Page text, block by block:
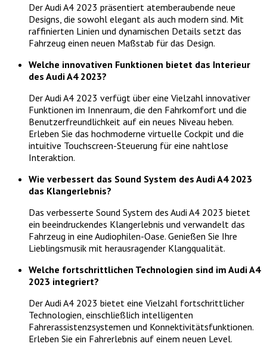
Der Audi A4 2023 präsentiert atemberaubende neue
Designs, die sowohl elegant als auch modern sind. Mit
raffinierten Linien und dynamischen Details setzt das
Fahrzeug einen neuen Maßstab für das Design.
Welche innovativen Funktionen bietet das Interieur
des Audi A4 2023?
Der Audi A4 2023 verfügt über eine Vielzahl innovativer
Funktionen im Innenraum, die den Fahrkomfort und die
Benutzerfreundlichkeit auf ein neues Niveau heben.
Erleben Sie das hochmoderne virtuelle Cockpit und die
intuitive Touchscreen-Steuerung für eine nahtlose
Interaktion.
Wie verbessert das Sound System des Audi A4 2023
das Klangerlebnis?
Das verbesserte Sound System des Audi A4 2023 bietet
ein beeindruckendes Klangerlebnis und verwandelt das
Fahrzeug in eine Audiophilen-Oase. Genießen Sie Ihre
Lieblingsmusik mit herausragender Klangqualität.
Welche fortschrittlichen Technologien sind im Audi A4
2023 integriert?
Der Audi A4 2023 bietet eine Vielzahl fortschrittlicher
Technologien, einschließlich intelligenten
Fahrerassistenzsystemen und Konnektivitätsfunktionen.
Erleben Sie ein Fahrerlebnis auf einem neuen Level.